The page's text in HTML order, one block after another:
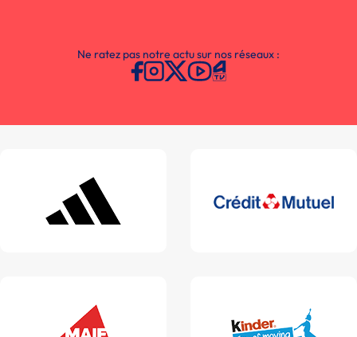
Ne ratez pas notre actu sur nos réseaux :